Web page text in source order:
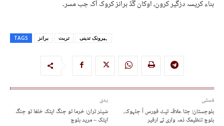
بناء کریسہ دزگیر کرون، اوکان گُڈ برانز کروک آک چپ مسر۔
TAGS برانز تربت ہیرونک تدینی
پدی
شیئر تران: خرما تو جنگ ایتک خلغا تو جنگ
ایتک – مرید بلوچ
مُستی
بلوچستان: جتا علاقہ تیٹ فورس آ جلہوک،
بلوچ تنظیمک ذمہ واری تے ارفیر